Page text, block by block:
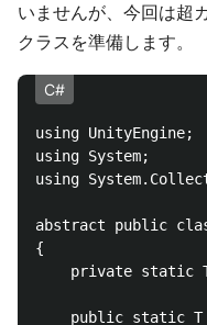
いませんが、今回は超
クラスを準備します。
C#
using UnityEngine;
using System;
using
abstract public
{
private static
public static T